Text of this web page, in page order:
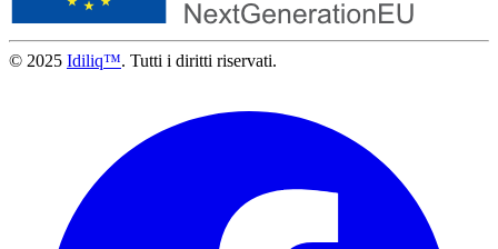
© 2025 Idiliq™. Tutti i diritti riservati.